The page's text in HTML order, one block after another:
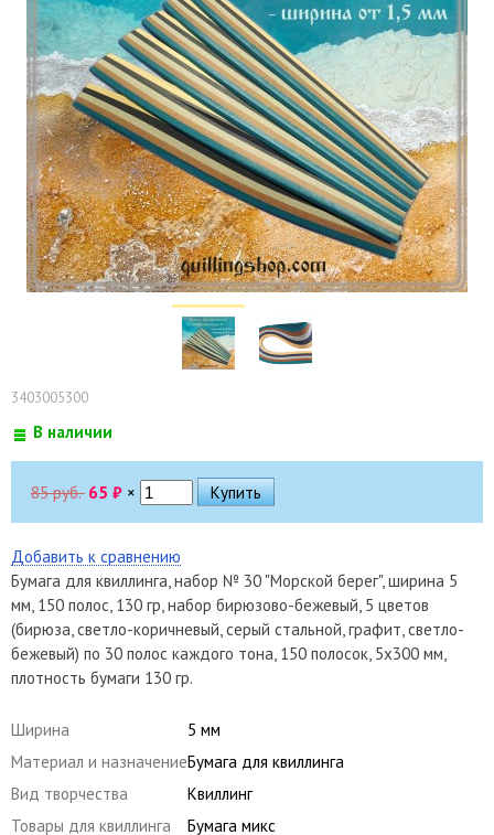
3403005300
В наличии
85 руб. 65 ₽ ×
Добавить к сравнению
Бумага для квиллинга, набор № 30 "Морской берег", ширина 5
мм, 150 полос, 130 гр, набор бирюзово-бежевый, 5 цветов
(бирюза, светло-коричневый, серый стальной, графит, светло-
бежевый) по 30 полос каждого тона, 150 полосок, 5х300 мм,
плотность бумаги 130 гр.
Ширина
5 мм
Материал и назначениеБумага для квиллинга
Вид творчества
Квиллинг
Товары для квиллинга
Бумага микс